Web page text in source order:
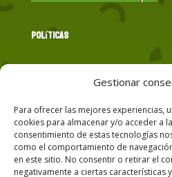
Gestionar
Para ofrecer las mejores experiencias,
cookies para almacenar y/o acceder a
consentimiento de estas tecnologías
como el comportamiento de
en este sitio. No consentir o retirar el
negativamente a ciertas características
Políticas
Política de Privacidad
Contacto